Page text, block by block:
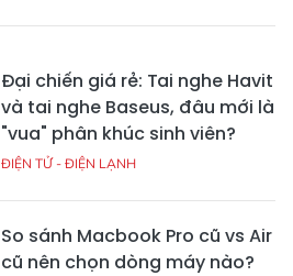
Đại chiến giá rẻ: Tai nghe Havit
và tai nghe Baseus, đâu mới là
"vua" phân khúc sinh viên?
ĐIỆN TỬ - ĐIỆN LẠNH
So sánh Macbook Pro cũ vs Air
cũ nên chọn dòng máy nào?